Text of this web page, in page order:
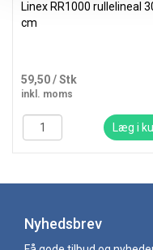
Linex RR1000 rullelineal
cm
59,50/ Stk
inkl. moms
Læg i
Nyhedsbrev